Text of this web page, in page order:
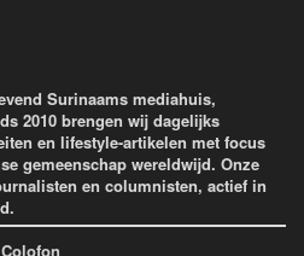
Surinaams mediahuis,
2010 brengen wij dagelijks
en lifestyle-artikelen met focus
gemeenschap wereldwijd. Onze
en columnisten, actief in
Colofon